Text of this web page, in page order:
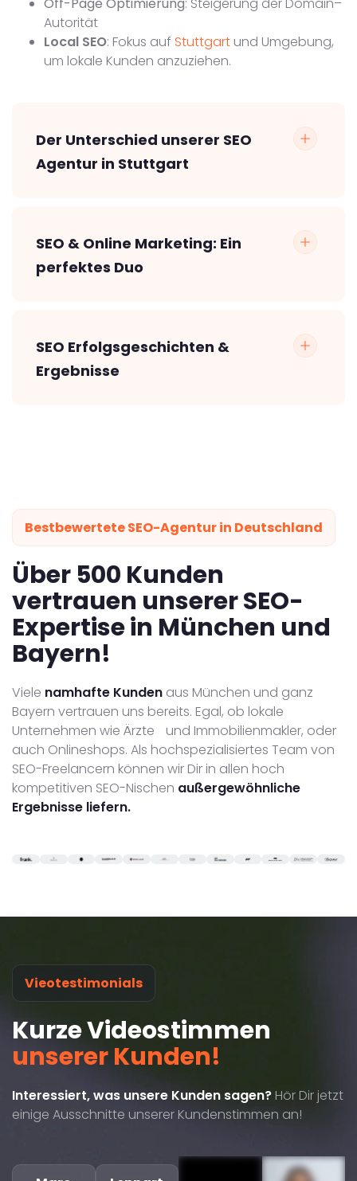
Autorität
Local SEO: Fokus auf Stuttgart und Umgebung,
um lokale Kunden anzuziehen.
Der Unterschied unserer SEO
Agentur in Stuttgart
SEO & Online Marketing: Ein
perfektes Duo
SEO Erfolgsgeschichten &
Ergebnisse
Bestbewertete SEO-Agentur in Deutschland
Über 500 Kunden
vertrauen unserer SEO-
Expertise in München und
Bayern!
Viele namhafte Kunden aus München und ganz
Bayern vertrauen uns bereits. Egal, ob lokale
Unternehmen wie Ärzte und Immobilienmakler, oder
auch Onlineshops. Als hochspezialisiertes Team von
SEO-Freelancern können wir Dir in allen hoch
kompetitiven SEO-Nischen außergewöhnliche
Ergebnisse liefern.
Vieotestimonials
Kurze Videostimmen
unserer Kunden!
Interessiert, was unsere Kunden sagen?Hör Dir jetzt
einige Ausschnitte unserer Kundenstimmen an!